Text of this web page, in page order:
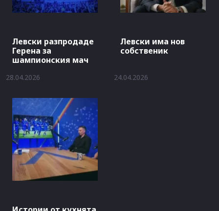
Левски разпродаде
Герена за
шампионския мач
28.04.2026
Левски има нов
собственик
24.04.2026